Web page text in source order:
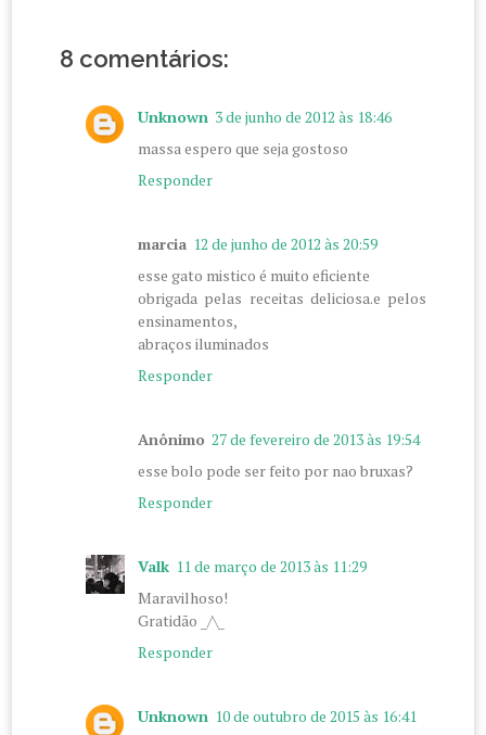
8 comentários:
Unknown 3 de junho de 2012 às 18:46
massa espero que seja gostoso
Responder
marcia 12 de junho de 2012 às 20:59
esse gato mistico é muito eficiente
obrigada pelas receitas deliciosa.e pelos
ensinamentos,
abraços iluminados
Responder
Anônimo 27 de fevereiro de 2013 às 19:54
esse bolo pode ser feito por nao bruxas?
Responder
Valk 11 de março de 2013 às 11:29
Maravilhoso!
Gratidão _/\_
Responder
Unknown 10 de outubro de 2015 às 16:41